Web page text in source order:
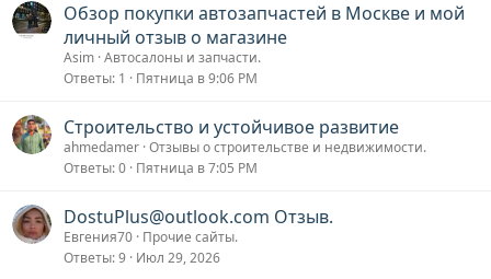
Обзор покупки автозапчастей в Москве и мой
личный отзыв о магазине
Asim Автосалоны и запчасти.
Ответы 1 Пятница в 9:06 PM
Строительство и устойчивое развитие
ahmedamer Отзывы о строительстве и недвижимости.
Ответы 0 Пятница в 7:05 PM
DostuPlus@outlook.com Отзыв.
Евгения70 Прочие сайты.
Ответы 9 Июл 29, 2026